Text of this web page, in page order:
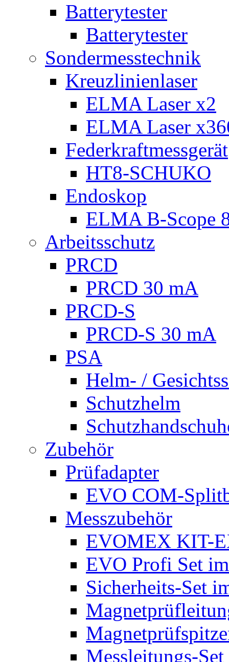
Batterytester
Batterytester
Sondermesstechnik
Kreuzlinienlaser
ELMA Laser x2
ELMA Laser
Federkraftmessgerät
HT8-SCHUKO
Endoskop
ELMA B-Scope
Arbeitsschutz
PRCD
PRCD 30 mA
PRCD-S
PRCD-S 30 mA
PSA
Helm- /
Schutzhelm
Zubehör
Prüfadapter
EVO COM-
Messzubehör
EVOMEX KIT-
EVO Profi Set
Sicherheits-Set
Messleitungs-Set